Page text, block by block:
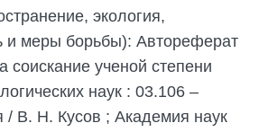
экология,
и меры борьбы): Автореферат
соискание ученой степени
наук : 03.106 –
/ В. Н. Кусов ; Академия наук